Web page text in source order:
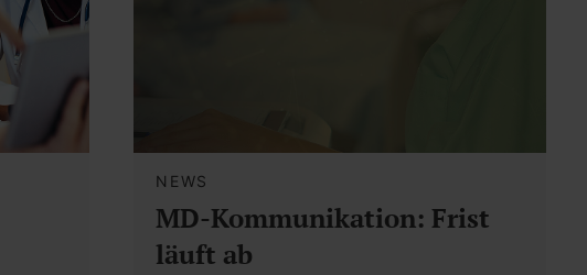
NEWS
MD-Kommunikation: Frist
läuft ab